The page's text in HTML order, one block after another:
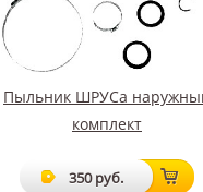
Пыльник ШРУСа
комплект
350 руб.